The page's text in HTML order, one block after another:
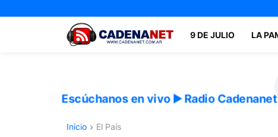
9 DE JULIO LA
Escúchanos en vivo ▶️ Radio Cadenanet
Inicio El País